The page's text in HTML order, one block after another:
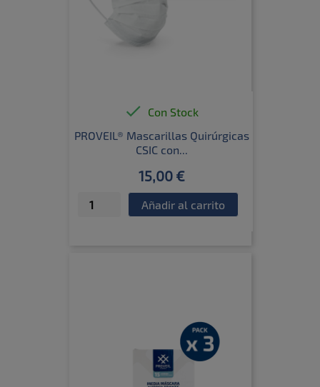
 Con Stock
PROVEIL® Mascarillas Quirúrgicas
CSIC con...
15,00 €
Añadir al carrito